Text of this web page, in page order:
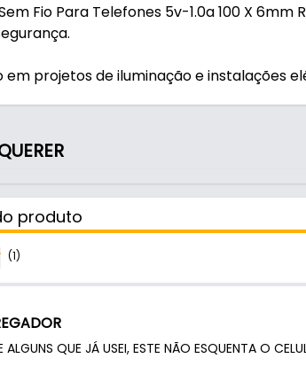
Fio Para Telefones 5v-1.0a 100 X
em projetos de iluminação e instalações
Sem Fio
2.0A
sem fio: 2-8mm
5/1.0A
1150mm
produto
(1)
ALGUNS QUE JÁ USEI, ESTE NÃO ESQUENTA O